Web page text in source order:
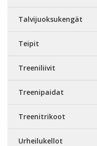
Talvijuoksukengät
Teipit
Treeniliivit
Treenipaidat
Treenitrikoot
Urheilukellot